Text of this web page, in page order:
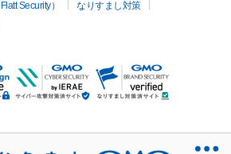
Security）
なりすまし対策